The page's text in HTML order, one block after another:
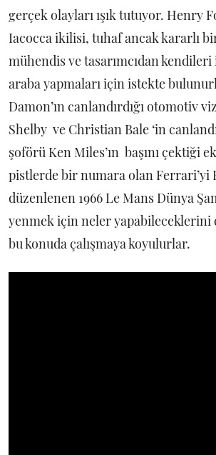
gerçek olayları ışık tutuyor. Henry
Iacocca ikilisi, tuhaf ancak kararlı
mühendis ve tasarımcıdan
araba yapmaları için istekte
Damon’ın canlandırdığı otomotiv
Shelby ve Christian Bale ‘in
şoförü Ken Miles’ın başını çektiği
pistlerde bir numara olan Ferrari’yi
düzenlenen 1966 Le Mans Dünya
yenmek için neler yapabileceklerini
bu konuda çalışmaya koyulurlar.